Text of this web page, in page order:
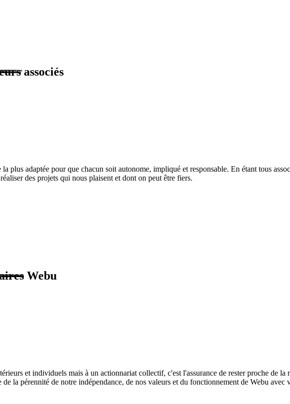
associés
plus adaptée pour que chacun soit autonome, impliqué et responsable. En étant tous
des projets qui nous plaisent et dont on peut être fiers.
Webu
et individuels mais à un actionnariat collectif, c'est l'assurance de rester proche de
la pérennité de notre indépendance, de nos valeurs et du fonctionnement de Webu avec